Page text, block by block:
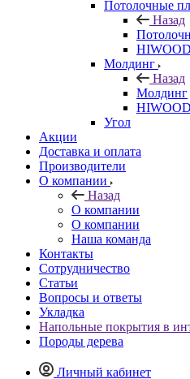
Потолочные
Назад
HIWOOD
Молдинг
Назад
Молдинг
HIWOOD
Угол
Акции
Доставка и оплата
Производители
О компании
Назад
О компании
О компании
Наша команда
Контакты
Сотрудничество
Статьи
Вопросы и ответы
Укладка
Напольные покрытия в
Породы дерева
Личный кабинет